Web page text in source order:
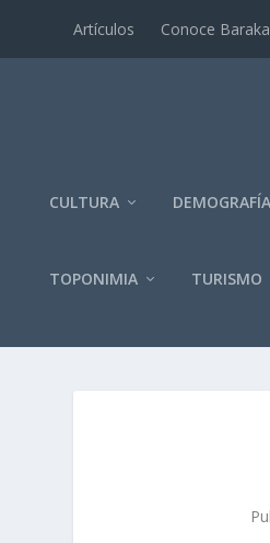
Artí­culos Conoce
CULTURA DEMOGRAFÍA
TOPONIMIA TURISMO